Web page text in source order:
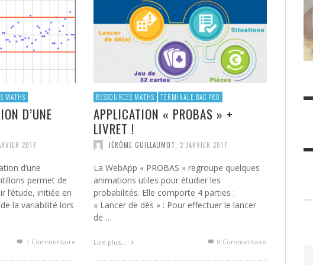
2016
(CME7)
DELPHINE PISON, 8 AVRIL 2018
MATHS
D’UNE
2017
d’une
permet de
l’étude, initiée en
la variabilité lors
1 Commentaire
RESSOURCES MATHS TERMINALE BAC PRO
APPLICATION « PROBAS » +
LIVRET !
JÉRÔME GUILLAUMOT 2 JANVIER 2017
La WebApp « PROBAS » regroupe quelques
animations utiles pour étudier les
probabilités. Elle comporte 4 parties :
« Lancer de dés » : Pour effectuer le lancer
de …
Lire plus… 0 Commentaire